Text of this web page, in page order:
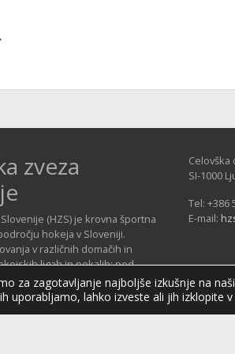
zveza
(HZS) je krovna športna
hokeja v Sloveniji.
v različnih domačih in
ligah in pokalih; pod
tudi slovenske hokejske
Celovška
SI-1000
Tel: +386
E-mail:
za zagotavljanje najboljše izkušnje na
uporabljamo, lahko izveste ali jih izklopite